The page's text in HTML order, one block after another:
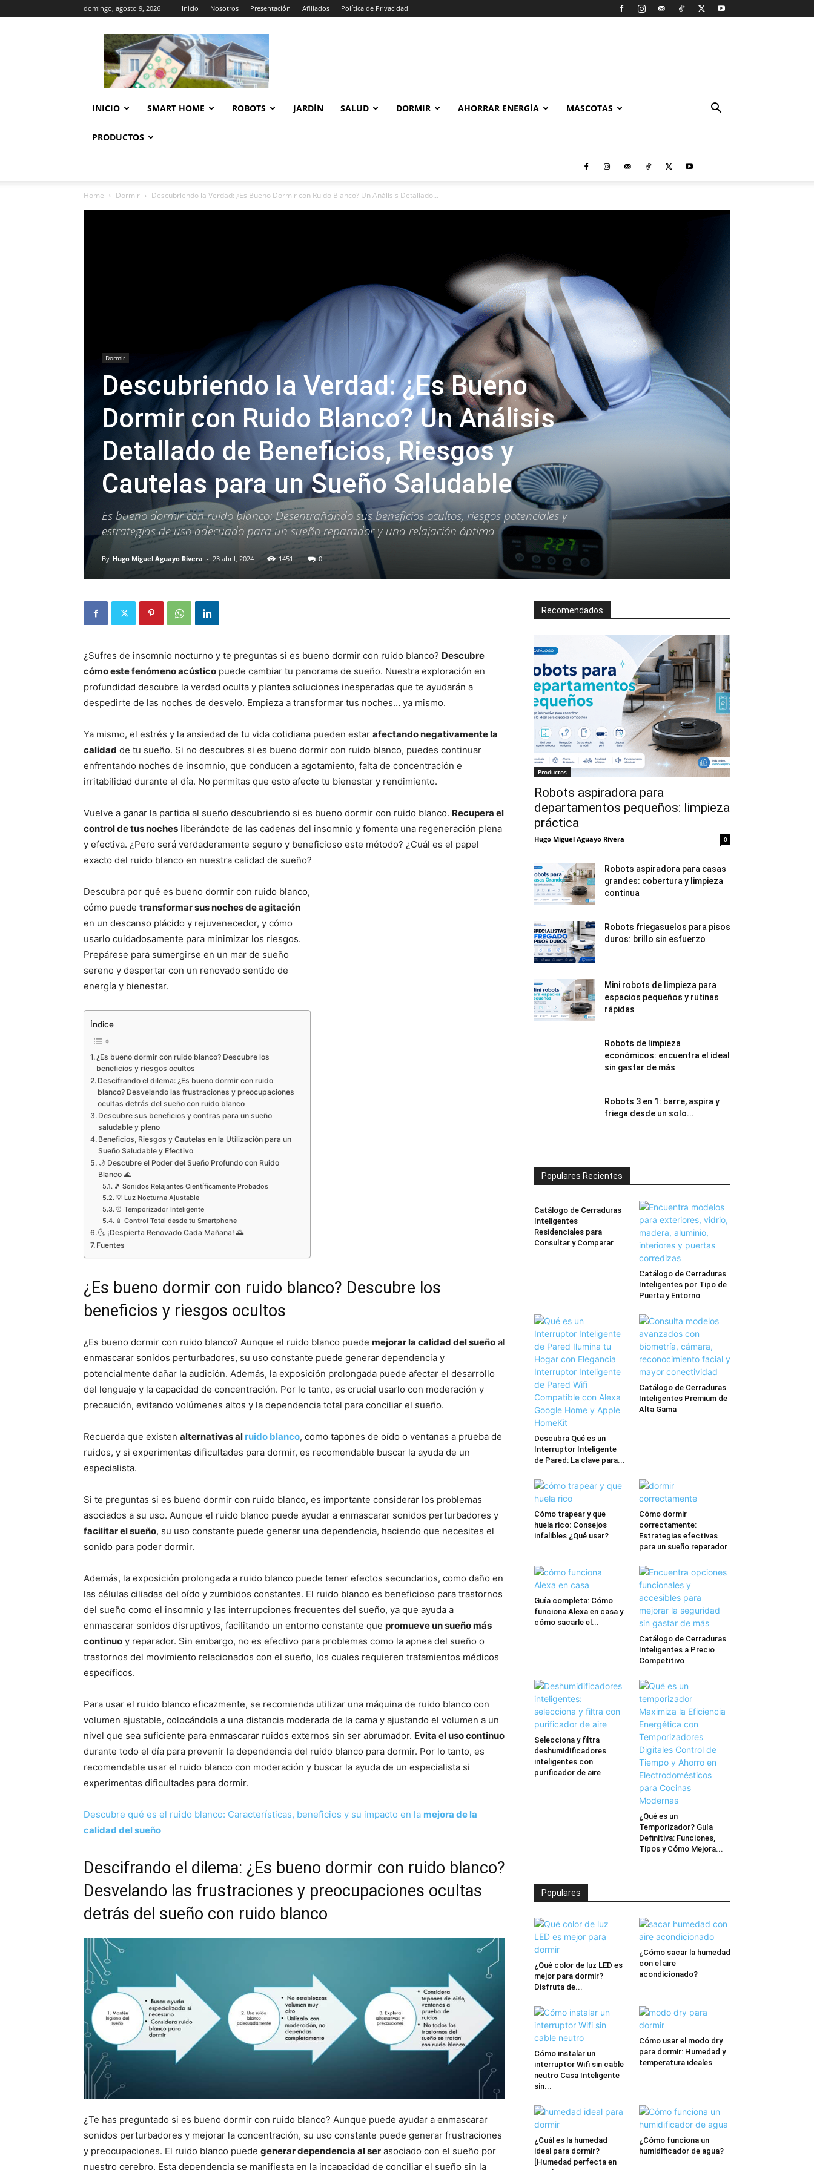
domingo, agosto 9, 2026 Inicio Nosotros Presentación Afiliados Política de Privacidad
Casa
Inteligente
Wifi
INICIO SMART HOME ROBOTS JARDÍN SALUD DORMIR AHORRAR ENERGÍA MASCOTAS
PRODUCTOS
Home Dormir Descubriendo la Verdad: ¿Es Bueno Dormir con Ruido Blanco? Un Análisis Detallado...
Dormir
Descubriendo la Verdad: ¿Es Bueno
Dormir con Ruido Blanco? Un Análisis
Detallado de Beneficios, Riesgos y
Cautelas para un Sueño Saludable
Es bueno dormir con ruido blanco: Desentrañando sus beneficios ocultos, riesgos potenciales y
estrategias de uso adecuado para un sueño reparador y una relajación óptima
By Hugo Miguel Aguayo Rivera - 23 abril, 2024 1451 0
¿Sufres de insomnio nocturno y te preguntas si es bueno dormir con ruido blanco? Descubre
cómo este fenómeno acústico puede cambiar tu panorama de sueño. Nuestra exploración en
profundidad descubre la verdad oculta y plantea soluciones inesperadas que te ayudarán a
despedirte de las noches de desvelo. Empieza a transformar tus noches… ya mismo.
Ya mismo, el estrés y la ansiedad de tu vida cotidiana pueden estar afectando negativamente la
calidad de tu sueño. Si no descubres si es bueno dormir con ruido blanco, puedes continuar
enfrentando noches de insomnio, que conducen a agotamiento, falta de concentración e
irritabilidad durante el día. No permitas que esto afecte tu bienestar y rendimiento.
Vuelve a ganar la partida al sueño descubriendo si es bueno dormir con ruido blanco. Recupera el
control de tus noches liberándote de las cadenas del insomnio y fomenta una regeneración plena
y efectiva. ¿Pero será verdaderamente seguro y beneficioso este método? ¿Cuál es el papel
exacto del ruido blanco en nuestra calidad de sueño?
Descubra por qué es bueno dormir con ruido blanco,
cómo puede transformar sus noches de agitación
en un descanso plácido y rejuvenecedor, y cómo
usarlo cuidadosamente para minimizar los riesgos.
Prepárese para sumergirse en un mar de sueño
sereno y despertar con un renovado sentido de
energía y bienestar.
Índice
¿Es bueno dormir con ruido blanco? Descubre los
beneficios y riesgos ocultos
Descifrando el dilema: ¿Es bueno dormir con ruido
blanco? Desvelando las frustraciones y preocupaciones
ocultas detrás del sueño con ruido blanco
Descubre sus beneficios y contras para un sueño
saludable y pleno
Beneficios, Riesgos y Cautelas en la Utilización para un
Sueño Saludable y Efectivo
🌙 Descubre el Poder del Sueño Profundo con Ruido
Blanco 🌊
🎵 Sonidos Relajantes Científicamente Probados
💡 Luz Nocturna Ajustable
⏰ Temporizador Inteligente
📱 Control Total desde tu Smartphone
🌜 ¡Despierta Renovado Cada Mañana! 🌅
Fuentes
¿Es bueno dormir con ruido blanco? Descubre los
beneficios y riesgos ocultos
¿Es bueno dormir con ruido blanco? Aunque el ruido blanco puede mejorar la calidad del sueño al
enmascarar sonidos perturbadores, su uso constante puede generar dependencia y
potencialmente dañar la audición. Además, la exposición prolongada puede afectar el desarrollo
del lenguaje y la capacidad de concentración. Por lo tanto, es crucial usarlo con moderación y
precaución, evitando volúmenes altos y la dependencia total para conciliar el sueño.
Recuerda que existen alternativas al ruido blanco, como tapones de oído o ventanas a prueba de
ruidos, y si experimentas dificultades para dormir, es recomendable buscar la ayuda de un
especialista.
Si te preguntas si es bueno dormir con ruido blanco, es importante considerar los problemas
asociados a su uso. Aunque el ruido blanco puede ayudar a enmascarar sonidos perturbadores y
facilitar el sueño, su uso constante puede generar una dependencia, haciendo que necesites el
sonido para poder dormir.
Además, la exposición prolongada a ruido blanco puede tener efectos secundarios, como daño en
las células ciliadas del oído y zumbidos constantes. El ruido blanco es beneficioso para trastornos
del sueño como el insomnio y las interrupciones frecuentes del sueño, ya que ayuda a
enmascarar sonidos disruptivos, facilitando un entorno constante que promueve un sueño más
continuo y reparador. Sin embargo, no es efectivo para problemas como la apnea del sueño o
trastornos del movimiento relacionados con el sueño, los cuales requieren tratamientos médicos
específicos.
Para usar el ruido blanco eficazmente, se recomienda utilizar una máquina de ruido blanco con
volumen ajustable, colocándola a una distancia moderada de la cama y ajustando el volumen a un
nivel que sea suficiente para enmascarar ruidos externos sin ser abrumador. Evita el uso continuo
durante todo el día para prevenir la dependencia del ruido blanco para dormir. Por lo tanto, es
recomendable usar el ruido blanco con moderación y buscar la ayuda de un especialista si
experimentas dificultades para dormir.
Descubre qué es el ruido blanco: Características, beneficios y su impacto en la mejora de la
calidad del sueño
Descifrando el dilema: ¿Es bueno dormir con ruido blanco?
Desvelando las frustraciones y preocupaciones ocultas
detrás del sueño con ruido blanco
¿Te has preguntado si es bueno dormir con ruido blanco? Aunque puede ayudar a enmascarar
sonidos perturbadores y mejorar la concentración, su uso constante puede generar frustraciones
y preocupaciones. El ruido blanco puede generar dependencia al ser asociado con el sueño por
nuestro cerebro. Esta dependencia se manifiesta en la incapacidad de conciliar el sueño sin la
Recomendados
Productos
Robots aspiradora para
departamentos pequeños: limpieza
práctica
Hugo Miguel Aguayo Rivera 0
Robots aspiradora para casas
grandes: cobertura y limpieza
continua
Robots friegasuelos para pisos
duros: brillo sin esfuerzo
Mini robots de limpieza para
espacios pequeños y rutinas
rápidas
Robots de limpieza
económicos: encuentra el ideal
sin gastar de más
Robots 3 en 1: barre, aspira y
friega desde un solo...
Populares Recientes
Catálogo de Cerraduras
Inteligentes
Residenciales para
Consultar y Comparar
Catálogo de Cerraduras
Inteligentes por Tipo de
Puerta y Entorno
Descubra Qué es un
Interruptor Inteligente
de Pared: La clave para...
Catálogo de Cerraduras
Inteligentes Premium de
Alta Gama
Cómo trapear y que
huela rico: Consejos
infalibles ¿Qué usar?
Cómo dormir
correctamente:
Estrategias efectivas
para un sueño reparador
Guía completa: Cómo
funciona Alexa en casa y
cómo sacarle el...
Catálogo de Cerraduras
Inteligentes a Precio
Competitivo
Selecciona y filtra
deshumidificadores
inteligentes con
purificador de aire
¿Qué es un
Temporizador? Guía
Definitiva: Funciones,
Tipos y Cómo Mejora...
Populares
¿Qué color de luz LED es
mejor para dormir?
Disfruta de...
¿Cómo sacar la humedad
con el aire
acondicionado?
Cómo instalar un
interruptor Wifi sin cable
neutro Casa Inteligente
sin...
Cómo usar el modo dry
para dormir: Humedad y
temperatura ideales
¿Cuál es la humedad
ideal para dormir?
[Humedad perfecta en
¿Cómo funciona un
humidificador de agua?